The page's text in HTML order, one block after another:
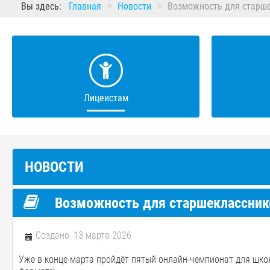
Вы здесь: Главная Новости Возможность для
Лицеистам
НОВОСТИ
Возможность для
Создано: 13 марта 2026
Уже в конце марта пройдёт пятый онлайн-чемпионат для